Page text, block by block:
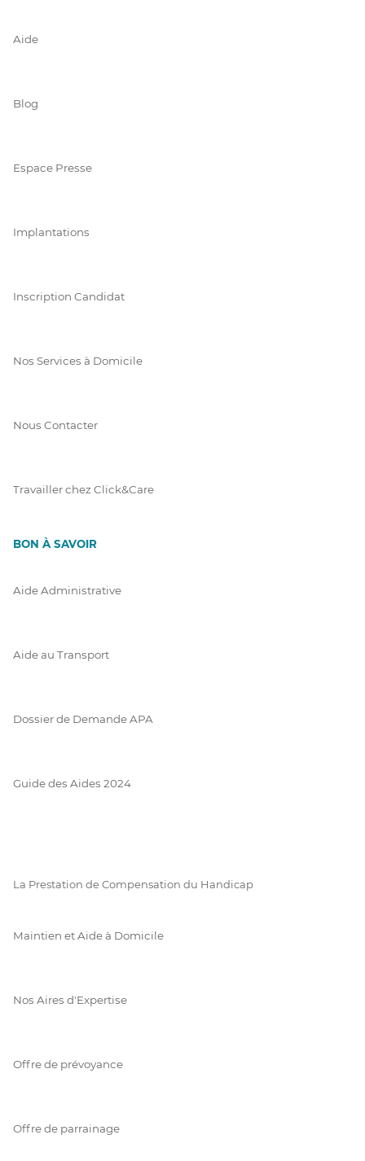
Aide
Blog
Espace Presse
Implantations
Inscription Candidat
Nos Services à Domicile
Nous Contacter
Travailler chez Click&Care
BON À SAVOIR
Aide Administrative
Aide au Transport
Dossier de Demande APA
Guide des Aides 2024
La Prestation de Compensation du Handicap
Maintien et Aide à Domicile
Nos Aires d'Expertise
Offre de prévoyance
Offre de parrainage